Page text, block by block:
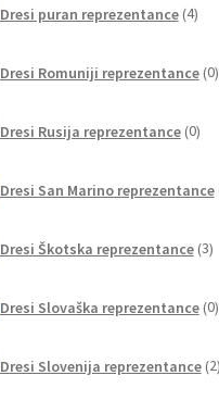
Dresi puran reprezentance 4
Dresi Romuniji reprezentance 0
Dresi Rusija reprezentance 0
Dresi San Marino reprezentance
Dresi Škotska reprezentance 3
Dresi Slovaška reprezentance 0
Dresi Slovenija reprezentance 2